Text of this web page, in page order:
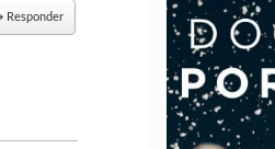
Responder